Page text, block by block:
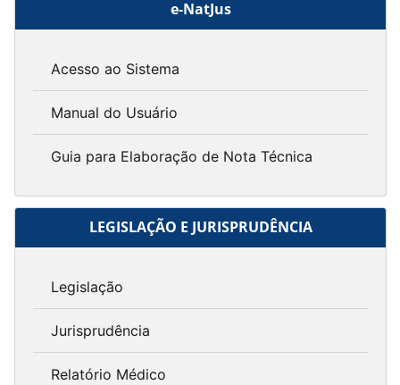
e-NatJus
Acesso ao Sistema
Manual do Usuário
Guia para Elaboração de Nota Técnica
LEGISLAÇÃO E JURISPRUDÊNCIA
Legislação
Jurisprudência
Relatório Médico